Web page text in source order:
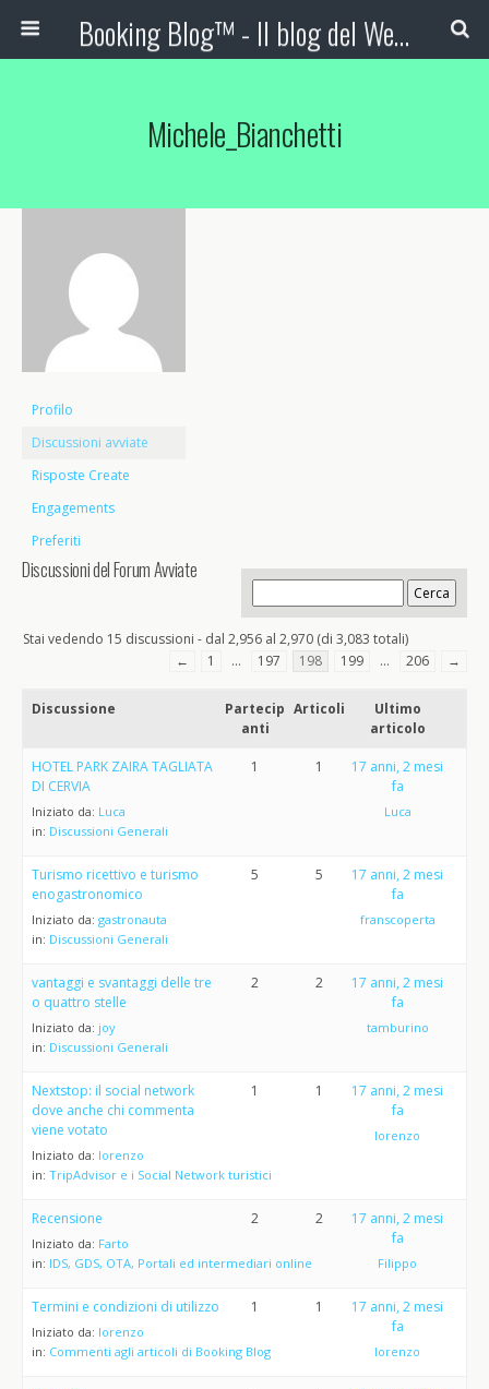
Booking Blog™ - Il blog del Web Marketing Turistico
Michele_Bianchetti
Profilo
Discussioni avviate
Risposte Create
Engagements
Preferiti
Discussioni del Forum Avviate
Stai vedendo 15 discussioni - dal 2,956 al 2,970 (di 3,083 totali)
←
1 … 197 198 199 … 206 →
Discussione
Partecip
anti
Articoli
Ultimo
articolo
HOTEL PARK ZAIRA TAGLIATA
DI CERVIA
Iniziato da: Luca
in: Discussioni Generali
1 1
17 anni, 2 mesi
fa
Luca
Turismo ricettivo e turismo
enogastronomico
Iniziato da: gastronauta
in: Discussioni Generali
5 5
17 anni, 2 mesi
fa
franscoperta
vantaggi e svantaggi delle tre
o quattro stelle
Iniziato da: joy
in: Discussioni Generali
2 2
17 anni, 2 mesi
fa
tamburino
Nextstop: il social network
dove anche chi commenta
viene votato
Iniziato da: lorenzo
in: TripAdvisor e i Social Network turistici
1 1
17 anni, 2 mesi
fa
lorenzo
Recensione
Iniziato da: Farto
in: IDS, GDS, OTA, Portali ed intermediari online
2 2
17 anni, 2 mesi
fa
Filippo
Termini e condizioni di utilizzo
Iniziato da: lorenzo
in: Commenti agli articoli di Booking Blog
1 1
17 anni, 2 mesi
fa
lorenzo